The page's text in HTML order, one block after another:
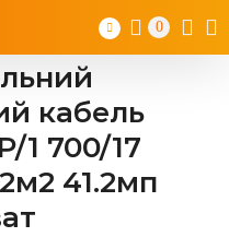
0
кабель
1 700/17
41.2мп